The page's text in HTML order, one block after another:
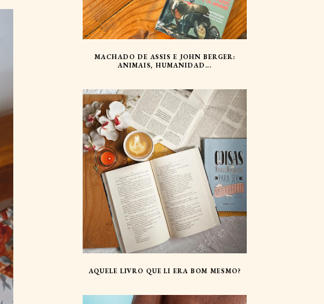
MACHADO DE ASSIS E JOHN BERGER:
ANIMAIS, HUMANIDAD...
AQUELE LIVRO QUE LI ERA BOM MESMO?